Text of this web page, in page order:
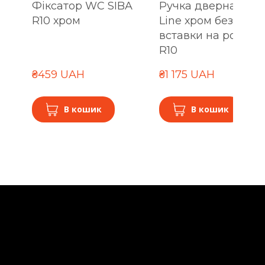
Фіксатор WC SIBA
R10 хром
₴459 UAH
В кошик
Ручка дверна SIBA
Line хром без
вставки на розетці
R10
₴1 175 UAH
В кошик